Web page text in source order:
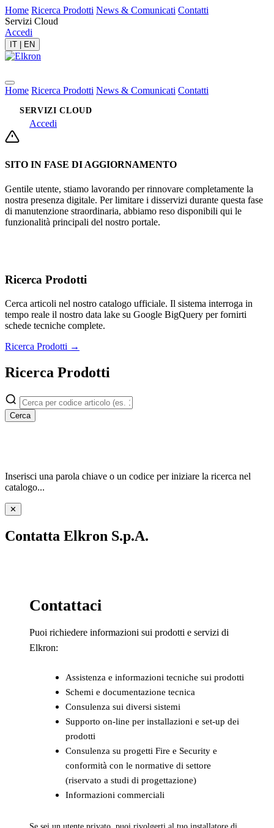
Home Ricerca Prodotti News & Comunicati Contatti
Servizi Cloud
Accedi
IT EN
Home Ricerca Prodotti News & Comunicati Contatti
SERVIZI CLOUD
Accedi
SITO IN FASE DI AGGIORNAMENTO
Gentile utente, stiamo lavorando per rinnovare completamente la
nostra presenza digitale. Per limitare i disservizi durante questa fase
di manutenzione straordinaria, abbiamo reso disponibili qui le
funzionalità principali del nostro portale.
Ricerca Prodotti
Cerca articoli nel nostro catalogo ufficiale. Il sistema interroga in
tempo reale il nostro data lake su Google BigQuery per fornirti
schede tecniche complete.
Ricerca Prodotti →
Ricerca Prodotti
Cerca
Inserisci una parola chiave o un codice per iniziare la ricerca nel
catalogo...
✕
Contatta Elkron S.p.A.
Contattaci
Puoi richiedere informazioni sui prodotti e servizi di
Elkron:
Assistenza e informazioni tecniche sui prodotti
Schemi e documentazione tecnica
Consulenza sui diversi sistemi
Supporto on-line per installazioni e set-up dei
prodotti
Consulenza su progetti Fire e Security e
conformità con le normative di settore
(riservato a studi di progettazione)
Informazioni commerciali